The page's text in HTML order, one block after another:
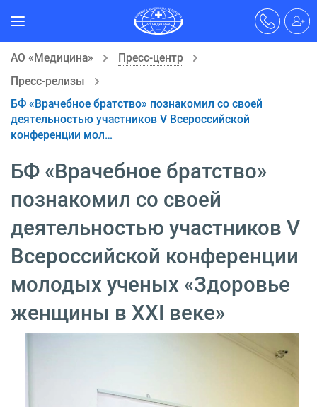
АО «Медицина»
Пресс-центр
Пресс-релизы
БФ «Врачебное братство» познакомил со своей
деятельностью участников V Всероссийской
конференции мол…
БФ «Врачебное братство»
познакомил со своей
деятельностью участников V
Всероссийской конференции
молодых ученых «Здоровье
женщины в XXI веке»